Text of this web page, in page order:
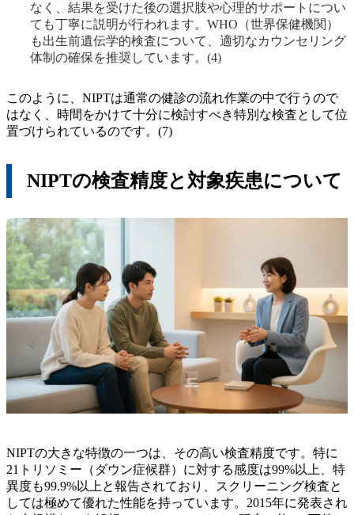
なく、結果を受けた後の選択肢や心理的サポートについ
ても丁寧に説明が行われます。WHO（世界保健機関）
も出生前遺伝学的検査について、適切なカウンセリング
体制の確保を推奨しています。(4)
このように、NIPTは通常の健診の流れ作業の中で行うので
はなく、時間をかけて十分に検討すべき特別な検査として位
置づけられているのです。(7)
NIPTの検査精度と対象疾患について
NIPTの大きな特徴の一つは、その高い検査精度です。特に
21トリソミー（ダウン症候群）に対する感度は99%以上、特
異度も99.9%以上と報告されており、スクリーニング検査と
しては極めて優れた性能を持っています。2015年に発表され